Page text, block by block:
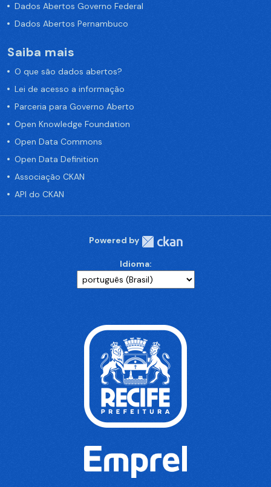
Dados Abertos Governo Federal
Dados Abertos Pernambuco
Saiba mais
O que são dados abertos?
Lei de acesso a informação
Parceria para Governo Aberto
Open Knowledge Foundation
Open Data Commons
Open Data Definition
Associação CKAN
API do CKAN
Powered by
Idioma